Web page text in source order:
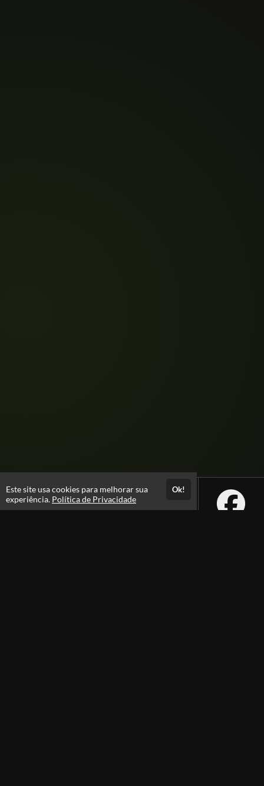
Este site usa cookies para melhorar sua
experiência. Política de Privacidade
Ok!